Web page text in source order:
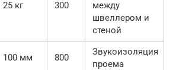
25 кг 300
между
швеллером и
стеной
100 мм 800
Звукоизоляция
проема